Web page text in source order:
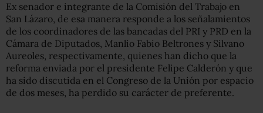
Ex senador e integrante de la Comisión del Trabajo en
San Lázaro, de esa manera responde a los señalamientos
de los coordinadores de las bancadas del PRI y PRD en la
Cámara de Diputados, Manlio Fabio Beltrones y Silvano
Aureoles, respectivamente, quienes han dicho que la
reforma enviada por el presidente Felipe Calderón y que
ha sido discutida en el Congreso de la Unión por espacio
de dos meses, ha perdido su carácter de preferente.